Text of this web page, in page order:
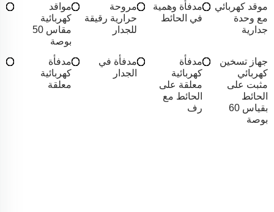
موقد كهربائي
مع وحدة
جدارية
مدفأة وهمية
في الحائط
مروحة
حرارية رقيقة
للجدار
مواقد
كهربائية
مقاس 50
بوصة
جهاز تسخين
كهربائي
مثبت على
الحائط
بقياس 60
بوصة
مدفأة
كهربائية
معلقة على
الحائط مع
رف
مدفأة في
الجدار
مدفأة
كهربائية
معلقة